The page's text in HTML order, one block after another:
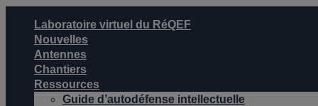
Laboratoire virtuel du RéQEF
Nouvelles
Antennes
Chantiers
Ressources
Guide d’autodéfense intellectuelle